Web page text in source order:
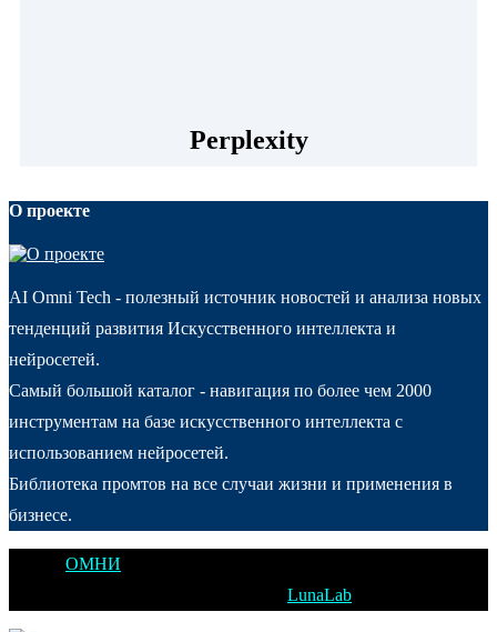
Perplexity
О проекте
AI Omni Tech - полезный источник новостей и анализа новых
тенденций развития Искусственного интеллекта и
нейросетей.
Самый большой каталог - навигация по более чем 2000
инструментам на базе искусственного интеллекта с
использованием нейросетей.
Библиотека промтов на все случаи жизни и применения в
бизнесе.
ОМНИ
LunaLab